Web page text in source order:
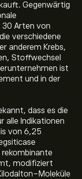
Gegenwärtig
30 Arten von
verschiedene
anderem Krebs,
Stoffwechsel
ist
und in der
dass es die
alle Indikationen
von 6,25
modifiziert
Moleküle